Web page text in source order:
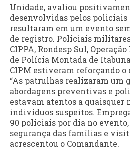
Unidade, avaliou
desenvolvidas pelos policiais
resultaram em um evento
de registro. Policiais militares
CIPPA, Rondesp Sul,
de Polícia Montada de
CIPM estiveram reforçando o
“As patrulhas realizaram um
abordagens preventivas e
estavam atentos a quaisquer
indivíduos suspeitos.
90 policiais por dia no
segurança das famílias e
acrescentou o Comandante.